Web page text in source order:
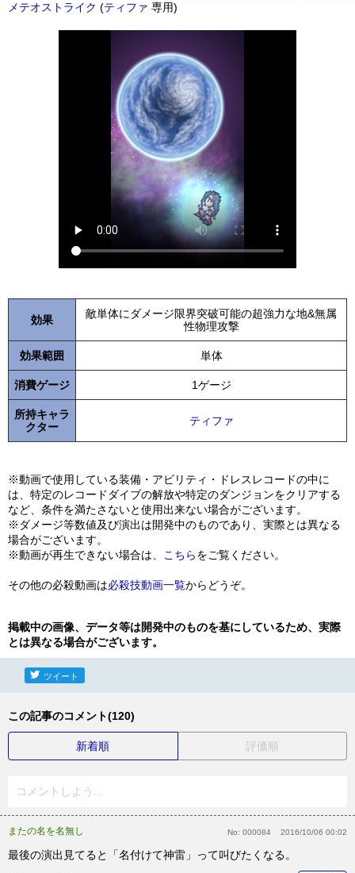
メテオストライク (ティファ 専用)
効果
敵単体にダメージ限界突破可能の超強力な地&無属
性物理攻撃
効果範囲 単体
消費ゲージ 1ゲージ
所持キャラ
クター
ティファ
※動画で使用している装備・アビリティ・ドレスレコードの中に
は、特定のレコードダイブの解放や特定のダンジョンをクリアする
など、条件を満たさないと使用出来ない場合がございます。
※ダメージ等数値及び演出は開発中のものであり、実際とは異なる
場合がございます。
※動画が再生できない場合は、
こちらをご覧ください。
その他の必殺動画は必殺技動画一覧からどうぞ。
掲載中の画像、データ等は開発中のものを基にしているため、実際
とは異なる場合がございます。
ツイート
この記事のコメント(120)
新着順 評価順
コメントしよう...
またの名を名無し No: 000084 2016/10/06 00:02
最後の演出見てると「名付けて神雷」って叫びたくなる。